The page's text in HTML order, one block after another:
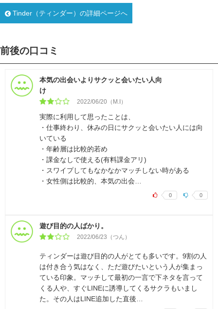
Tinder（ティンダー）の詳細ページへ
前後の口コミ
本気の出会いよりサクッと会いたい人向
け
2022/06/20（M.I）
実際に利用して思ったことは、
・仕事終わり、休みの日にサクッと会いたい人には向
いている
・年齢層は比較的若め
・課金なしで使える(有料課金アリ)
・スワイプしてもなかなかマッチしない時がある
・女性側は比較的、本気の出会…
0 0
遊び目的の人ばかり。
2022/06/23（つん）
ティンダーは遊び目的の人がとても多いです。9割の人
は付き合う気はなく、ただ遊びたいという人が集まっ
ている印象。マッチして最初の一言で下ネタを言って
くる人や、すぐLINEに誘導してくるサクラもいまし
た。その人はLINE追加した直後…